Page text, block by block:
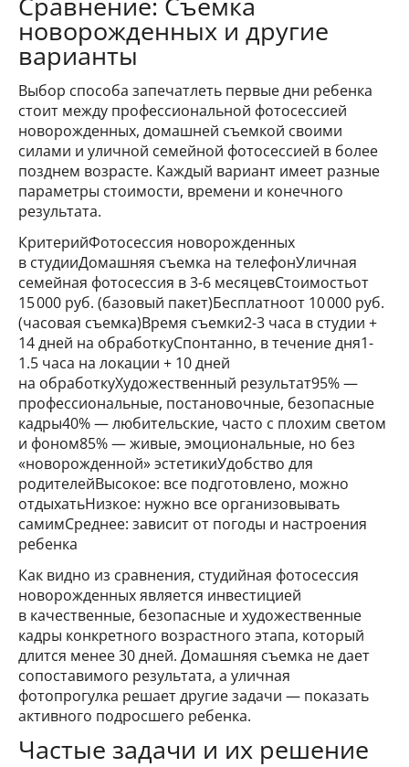
новорожденных и другие
варианты
Выбор способа запечатлеть первые дни ребенка
стоит между профессиональной фотосессией
новорожденных, домашней съемкой своими
силами и уличной семейной фотосессией в более
позднем возрасте. Каждый вариант имеет разные
параметры стоимости, времени и конечного
результата.
КритерийФотосессия новорожденных
в студииДомашняя съемка на телефонУличная
семейная фотосессия в 3-6 месяцевСтоимостьот
15 000 руб. (базовый пакет)Бесплатноот 10 000 руб.
(часовая съемка)Время съемки2-3 часа в студии +
14 дней на обработкуСпонтанно, в течение дня1-
1.5 часа на локации + 10 дней
на обработкуХудожественный результат95% —
профессиональные, постановочные, безопасные
кадры40% — любительские, часто с плохим светом
и фоном85% — живые, эмоциональные, но без
«новорожденной» эстетикиУдобство для
родителейВысокое: все подготовлено, можно
отдыхатьНизкое: нужно все организовывать
самимСреднее: зависит от погоды и настроения
ребенка
Как видно из сравнения, студийная фотосессия
новорожденных является инвестицией
в качественные, безопасные и художественные
кадры конкретного возрастного этапа, который
длится менее 30 дней. Домашняя съемка не дает
сопоставимого результата, а уличная
фотопрогулка решает другие задачи — показать
активного подросшего ребенка.
Частые задачи и их решение